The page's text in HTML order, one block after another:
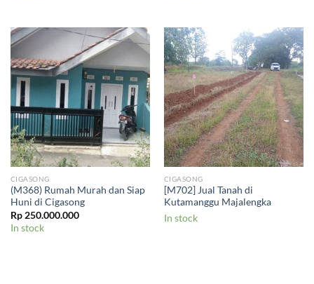
CIGASONG
(M368) Rumah Murah dan Siap
Huni di Cigasong
Rp250.000.000
In stock
CIGASONG
[M702] Jual Tanah di
Kutamanggu Majalengka
In stock